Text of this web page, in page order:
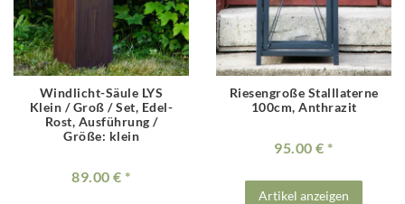
Windlicht-Säule LYS
Klein / Groß / Set, Edel-
Rost, Ausführung /
Größe: klein
89.00 €
Riesengroße Stalllaterne
100cm, Anthrazit
95.00 €
Artikel anzeigen